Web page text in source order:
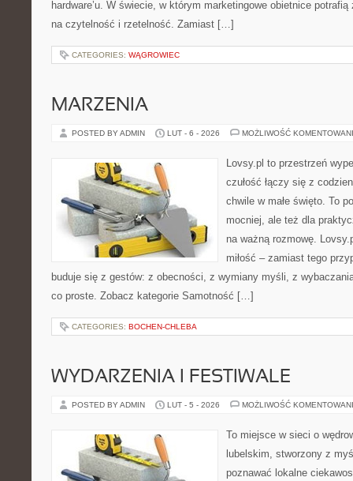
hardware’u. W świecie, w którym marketingowe obietnice
na czytelność i rzetelność. Zamiast […]
CATEGORIES: WĄGROWIEC
MARZENIA
POSTED BY ADMIN LUT - 6 - 2026 MOŻLIWOŚĆ
Lovsy.pl to przestrzeń
czułość łączy się z
chwile w małe święto. To
mocniej, ale też dla
na ważną rozmowę.
miłość – zamiast tego
buduje się z gestów: z obecności, z wymiany myśli, z
co proste. Zobacz kategorie Samotność […]
CATEGORIES: BOCHEN-CHLEBA
WYDARZENIA I FESTIWALE
POSTED BY ADMIN LUT - 5 - 2026 MOŻLIWOŚĆ
To miejsce w sieci o
lubelskim, stworzony z
poznawać lokalne